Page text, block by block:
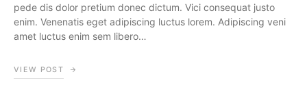
pede dis dolor pretium donec dictum. Vici consequat justo
enim. Venenatis eget adipiscing luctus lorem. Adipiscing veni
amet luctus enim sem libero…
VIEW POST